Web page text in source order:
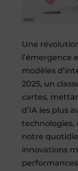
Une
l’émergence
modèles
2025, un
cartes,
d’IA les plus
technologies,
notre
innovations